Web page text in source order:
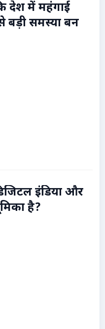
देश में महंगाई
समस्या बन
इंडिया और
है?